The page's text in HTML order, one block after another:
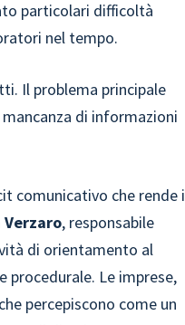
particolari difficoltà
nel tempo.
Il problema principale
mancanza di informazioni
comunicativo che rende
Verzaro, responsabile
di orientamento al
procedurale. Le imprese,
percepiscono come un